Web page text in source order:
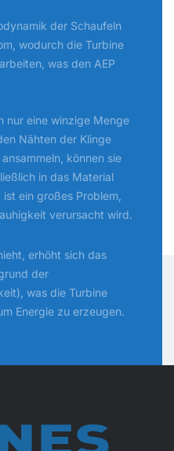
der Schaufeln
wodurch die Turbine
was den AEP
nur eine winzige Menge
Nähten der Klinge
können sie
in das Material
ein großes Problem,
verursacht wird.
erhöht sich das
der
was die Turbine
Energie zu erzeugen.